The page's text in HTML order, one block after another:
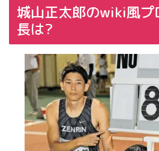
城山正太郎のwiki風プ
長は?